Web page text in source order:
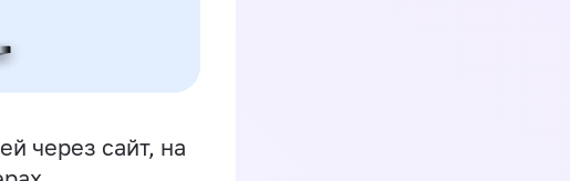
через сайт, на